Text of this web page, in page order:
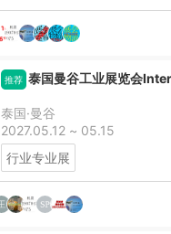
推荐 泰国曼谷工业展览会
泰国·曼谷
2027.05.12 ~ 05.15
行业专业展